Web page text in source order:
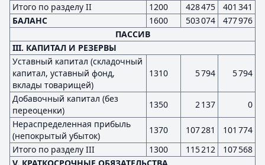
Итого по разделу II
1200 428 475
401 341
БАЛАНС
1600 503 074
477 976
ПАССИВ
III. КАПИТАЛ И РЕЗЕРВЫ
Уставный капитал (складочный
капитал, уставный фонд,
вклады товарищей)
1310 5 794 5 794
Добавочный капитал (без
переоценки)
1350 2 137
0
Нераспределенная прибыль
(непокрытый убыток)
1370 107 281
101 774
Итого по разделу III
1300 115 212
107 568